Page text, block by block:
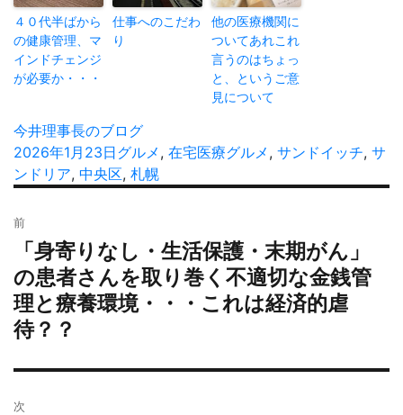
４０代半ばから
の健康管理、マ
インドチェンジ
が必要か・・・
仕事へのこだわ
り
他の医療機関に
ついてあれこれ
言うのはちょっ
と、というご意
見について
投
稿
者
今井理事長のブログ
投
稿
2026年1月23日カ
テ
ー
グルメ , 在宅医療タ
グルメ , サンドイッチ, サ
ンドリア, 中央区, 札幌
稿
ナ
ビ
ゲ
ー
ョ
ン
前
過
去
の
投
稿:
「身寄りなし・生活保護・末期がん」
の患者さんを取り巻く不適切な金銭管
理と療養環境・・・これは経済的虐
待？？
次